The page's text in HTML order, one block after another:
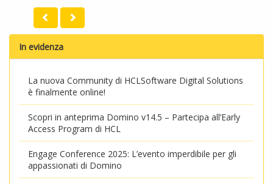
In evidenza
La nuova Community di HCLSoftware Digital Solutions
è finalmente online!
Scopri in anteprima Domino v14.5 – Partecipa all’Early
Access Program di HCL
Engage Conference 2025: L’evento imperdibile per gli
appassionati di Domino